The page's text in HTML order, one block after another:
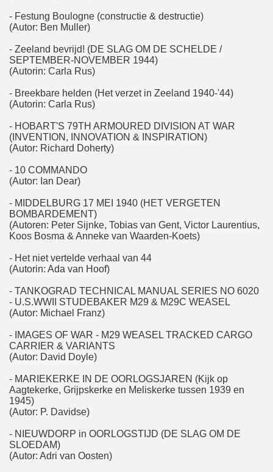
- Festung Boulogne (constructie & destructie)
(Autor: Ben Muller)
- Zeeland bevrijd! (DE SLAG OM DE SCHELDE /
SEPTEMBER-NOVEMBER 1944)
(Autorin: Carla Rus)
- Breekbare helden (Het verzet in Zeeland 1940-'44)
(Autorin: Carla Rus)
- HOBART'S 79TH ARMOURED DIVISION AT WAR
(INVENTION, INNOVATION & INSPIRATION)
(Autor: Richard Doherty)
- 10 COMMANDO
(Autor: Ian Dear)
- MIDDELBURG 17 MEI 1940 (HET VERGETEN
BOMBARDEMENT)
(Autoren: Peter Sijnke, Tobias van Gent, Victor Laurentius,
Koos Bosma & Anneke van Waarden-Koets)
- Het niet vertelde verhaal van 44
(Autorin: Ada van Hoof)
- TANKOGRAD TECHNICAL MANUAL SERIES NO 6020
- U.S.WWII STUDEBAKER M29 & M29C WEASEL
(Autor: Michael Franz)
- IMAGES OF WAR - M29 WEASEL TRACKED CARGO
CARRIER & VARIANTS
(Autor: David Doyle)
- MARIEKERKE IN DE OORLOGSJAREN (Kijk op
Aagtekerke, Grijpskerke en Meliskerke tussen 1939 en
1945)
(Autor: P. Davidse)
- NIEUWDORP in OORLOGSTIJD (DE SLAG OM DE
SLOEDAM)
(Autor: Adri van Oosten)